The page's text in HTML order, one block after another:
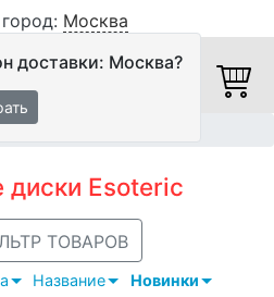
Москва
доставки: Москва?
Esoteric
ТОВАРОВ
Название Новинки